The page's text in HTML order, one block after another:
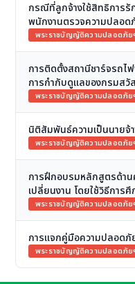
กรณีที่ลูกจ้างใช้สิทธิการรั
พนักงานตรวจความปลอ
พระราชบัญญัติความปลอดภั
การติดตั้งสถานีชาร์จรถ
การกำกับดูแลของกรมสวั
พระราชบัญญัติความปลอดภั
นิติสัมพันธ์ความเป็นนายจ้
พระราชบัญญัติความปลอดภั
การฝึกอบรมหลักสูตรด้าน
เปลี่ยนงาน โดยใช้วิธีการ
พระราชบัญญัติความปลอดภั
การแจกคู่มือความปลอดภั
พระราชบัญญัติความปลอดภั